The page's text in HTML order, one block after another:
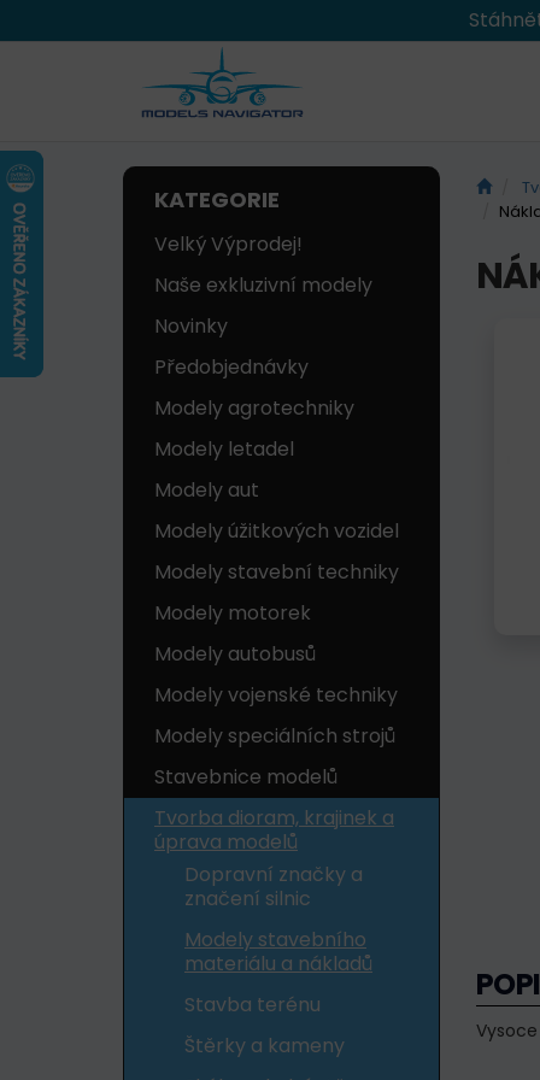
KATEGORIE
Velký Výprodej!
Naše exkluzivní modely
Novinky
Předobjednávky
Modely agrotechniky
Modely letadel
Modely aut
Modely úžitkových vozidel
Modely stavební techniky
Modely motorek
Modely autobusů
Modely vojenské techniky
Modely speciálních strojů
Stavebnice modelů
Tvorba dioram, krajinek a
úprava modelů
Dopravní značky a
značení silnic
Modely stavebního
materiálu a nákladů
Stavba terénu
Štěrky a kameny